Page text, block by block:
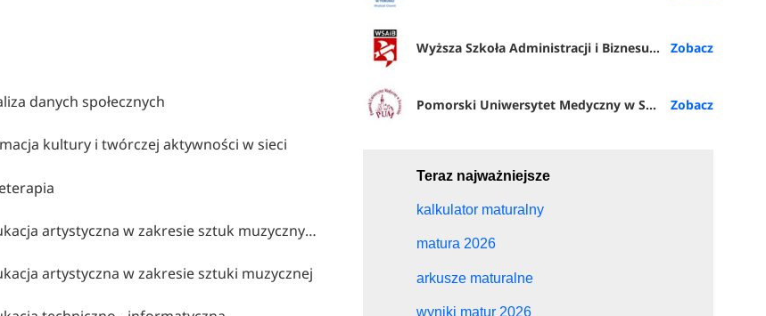
danych społecznych
kultury i twórczej aktywności w sieci
Edukacja artystyczna w zakresie sztuk muzycznych
artystyczna w zakresie sztuki muzycznej
Wyższa Szkoła Administracji i Biznesu im. E. Kwiatkowskiego w Gdyni
Pomorski Uniwersytet Medyczny w Szczecinie
Teraz najważniejsze
kalkulator maturalny
matura 2026
arkusze maturalne
wyniki matur 2026